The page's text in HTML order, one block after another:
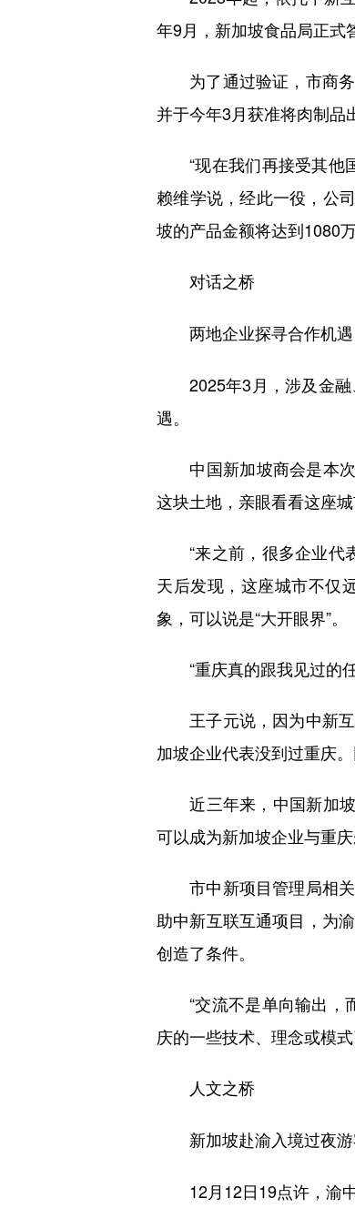
年9月，新加坡食品局正式
为了通过验证，市商务
并于今年3月获准将肉制品
“现在我们再接受其他
赖维学说，经此一役，公
坡的产品金额将达到1080万
对话之桥
两地企业探寻合作机遇
2025年3月，涉及金融
遇。
中国新加坡商会是本次
这块土地，亲眼看看这座
“来之前，很多企业代
天后发现，这座城市不仅
象，可以说是“大开眼界”。
“重庆真的跟我见过的任
王子元说，因为中新互
加坡企业代表没到过重庆
近三年来，中国新加坡
可以成为新加坡企业与重
市中新项目管理局相关
助中新互联互通项目，为
创造了条件。
“交流不是单向输出，
庆的一些技术、理念或模
人文之桥
新加坡赴渝入境过夜游
12月12日19点许，渝中